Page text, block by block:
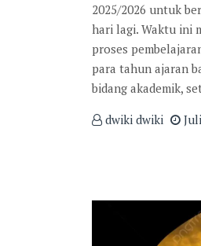
2025/2026 untuk
hari lagi. Waktu ini
proses
para tahun ajaran
bidang akademik,
dwiki dwiki